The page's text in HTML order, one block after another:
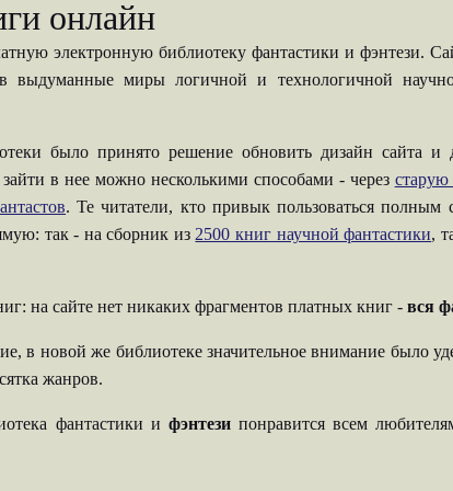
онлайн
электронную библиотеку фантастики и фэнтези.
в выдуманные миры логичной и технологичной
было принято решение обновить дизайн сайта и
в нее можно несколькими способами - через старую
. Те читатели, кто привык пользоваться
так - на сборник из 2500 книг научной фантастики,
на сайте нет никаких фрагментов платных книг - вся
в новой же библиотеке значительное внимание было
жанров.
фантастики и фэнтезипонравится всем